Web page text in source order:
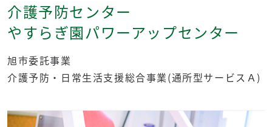
介護予防センター
やすらぎ園パワーアップセンター
旭市委託事業
介護予防・日常生活支援総合事業(通所型サービスＡ)